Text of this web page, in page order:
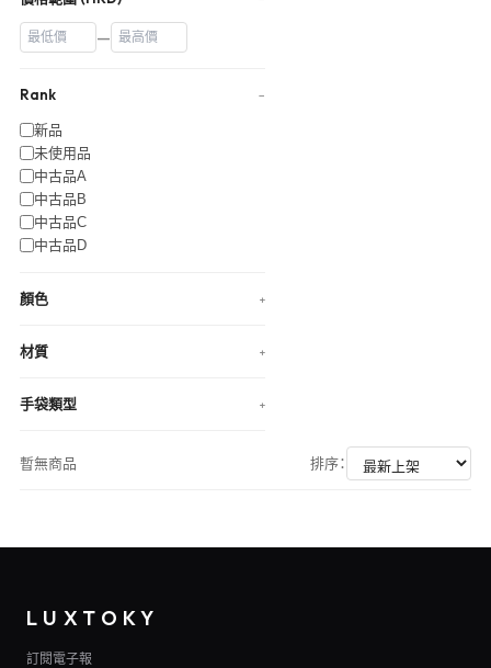
—
Rank −
新品
未使用品
中古品A
中古品B
中古品C
中古品D
顏色 +
材質 +
手袋類型 +
暫無商品 排序：
LUXTOKY
訂閱電子報